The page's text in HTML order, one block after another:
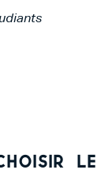
le